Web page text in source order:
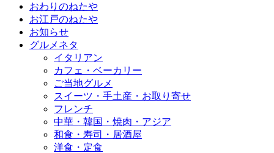
おわりのねたや
お江戸のねたや
お知らせ
グルメネタ
イタリアン
カフェ・ベーカリー
ご当地グルメ
スイーツ・手土産・お取り寄せ
フレンチ
中華・韓国・焼肉・アジア
和食・寿司・居酒屋
洋食・定食